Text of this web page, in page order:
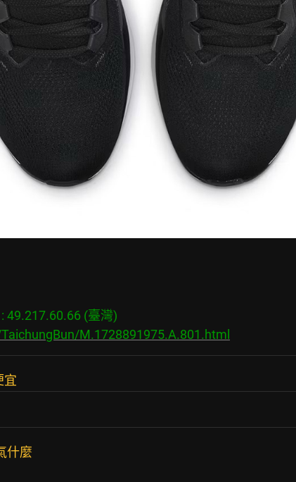
49.217.60.66 (臺灣)
M.1728891975.A.801.html
宜
什麼